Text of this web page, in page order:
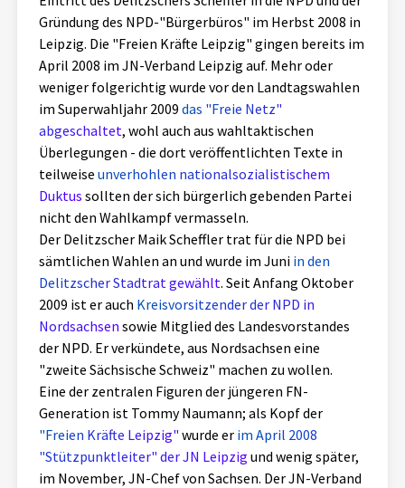
Gründung des NPD-"Bürgerbüros" im Herbst 2008 in
Leipzig. Die "Freien Kräfte Leipzig" gingen bereits im
April 2008 im JN-Verband Leipzig auf. Mehr oder
weniger folgerichtig wurde vor den Landtagswahlen
im Superwahljahr 2009 das "Freie Netz"
abgeschaltet, wohl auch aus wahltaktischen
Überlegungen - die dort veröffentlichten Texte in
teilweise unverhohlen nationalsozialistischem
Duktus sollten der sich bürgerlich gebenden Partei
nicht den Wahlkampf vermasseln.
Der Delitzscher Maik Scheffler trat für die NPD bei
sämtlichen Wahlen an und wurde im Juni in den
Delitzscher Stadtrat gewählt. Seit Anfang Oktober
2009 ist er auch Kreisvorsitzender der NPD in
Nordsachsen sowie Mitglied des Landesvorstandes
der NPD. Er verkündete, aus Nordsachsen eine
"zweite Sächsische Schweiz" machen zu wollen.
Eine der zentralen Figuren der jüngeren FN-
Generation ist Tommy Naumann; als Kopf der
"Freien Kräfte Leipzig" wurde er im April 2008
"Stützpunktleiter" der JN Leipzig und wenig später,
im November, JN-Chef von Sachsen. Der JN-Verband